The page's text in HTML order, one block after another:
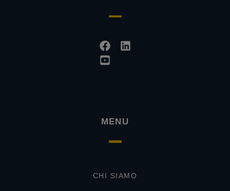
Facebook
Linkedin
Youtube-
square
MENU
CHI SIAMO